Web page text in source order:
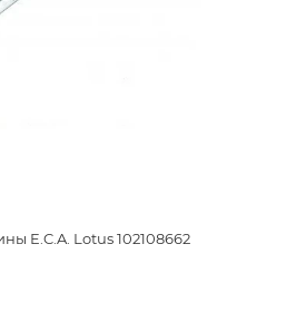
E.C.A. Lotus 102108662